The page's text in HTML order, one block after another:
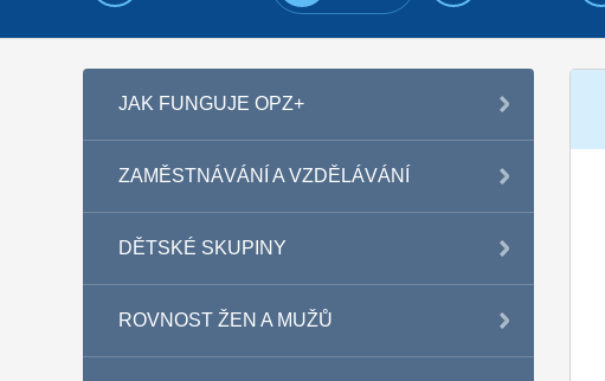
JAK FUNGUJE OPZ+
ZAMĚSTNÁVÁNÍ A VZDĚLÁVÁNÍ
DĚTSKÉ SKUPINY
ROVNOST ŽEN A MUŽŮ